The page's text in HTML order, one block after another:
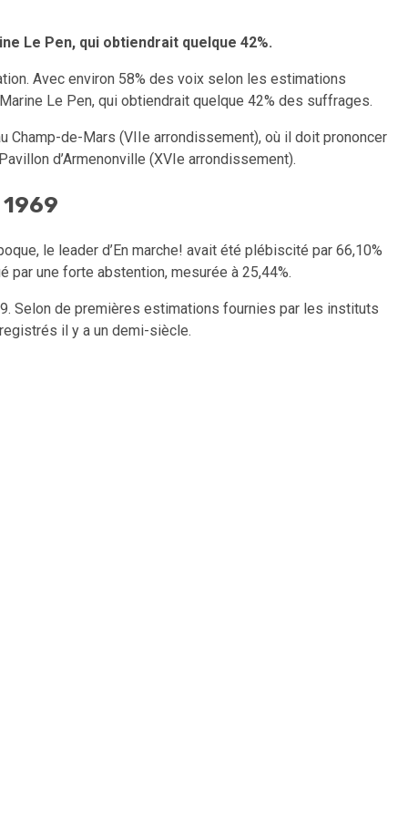
Le Pen, qui obtiendrait quelque 42%.
Avec environ 58% des voix selon les estimations
Le Pen, qui obtiendrait quelque 42% des suffrages.
de-Mars (VIIe arrondissement), où il doit prononcer
d’Armenonville (XVIe arrondissement).
le leader d’En marche! avait été plébiscité par 66,10%
par une forte abstention, mesurée à 25,44%.
Selon de premières estimations fournies par les instituts
il y a un demi-siècle.